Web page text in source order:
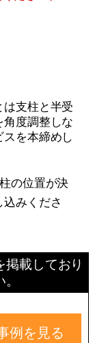
は支柱と半受
度調整しな
を本締めし
の位置が決
みくださ
掲載しており
例を見る